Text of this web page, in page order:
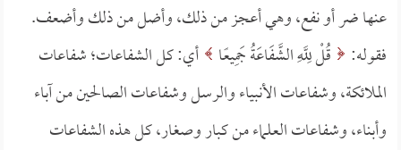
عنها ضر أو نفع، وهي أعجز من ذلك، وأضل من ذلك وأضعف.
فقوله:
قُلْ لِلَّهِ الشَّفَاعَةُ جَمِيعًا أي: كل الشفاعات؛ شفاعات
الملائكة، وشفاعات الأنبياء والرسل وشفاعات الصالحين من آباء
وأبناء، وشفاعات العلماء من كبار وصغار، كل هذه الشفاعات